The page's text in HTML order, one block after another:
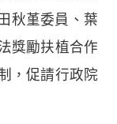
秋堇委員、葉
獎勵扶植合作
，促請行政院